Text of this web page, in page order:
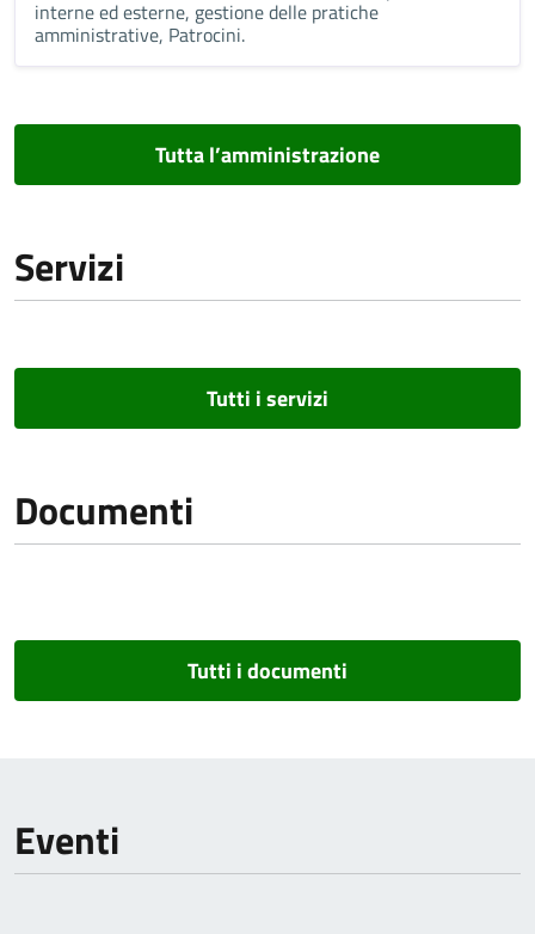
interne ed esterne, gestione delle pratiche
amministrative, Patrocini.
Tutta l’amministrazione
Servizi
Tutti i servizi
Documenti
Tutti i documenti
Eventi